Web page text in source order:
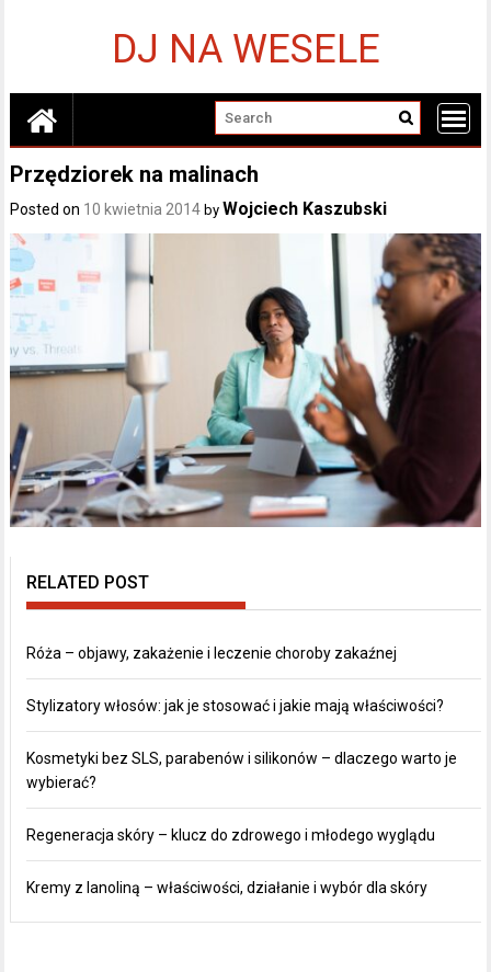
DJ NA WESELE
Przędziorek na malinach
Posted on 10 kwietnia 2014 by Wojciech Kaszubski
RELATED POST
Róża – objawy, zakażenie i leczenie choroby zakaźnej
Stylizatory włosów: jak je stosować i jakie mają właściwości?
Kosmetyki bez SLS, parabenów i silikonów – dlaczego warto je
wybierać?
Regeneracja skóry – klucz do zdrowego i młodego wyglądu
Kremy z lanoliną – właściwości, działanie i wybór dla skóry